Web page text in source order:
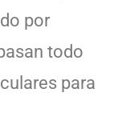
por
todo
para